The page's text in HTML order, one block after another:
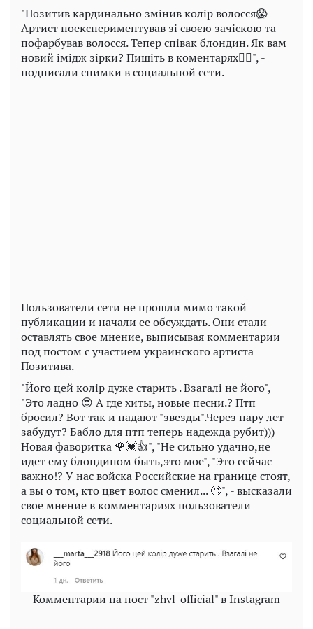
"Позитив кардинально змінив колір волосся😱
Артист поекспериментував зі своєю зачіскою та
пофарбував волосся. Тепер співак блондин. Як вам
новий імідж зірки? Пишіть в коментарях👇🏻", -
подписали снимки в социальной сети.
Пользователи сети не прошли мимо такой
публикации и начали ее обсуждать. Они стали
оставлять свое мнение, выписывая комментарии
под постом с участием украинского артиста
Позитива.
"Його цей колір дуже старить . Взагалі не його",
"Это ладно 😍 А где хиты, новые песни.? Птп
бросил? Вот так и падают "звезды".Через пару лет
забудут? Бабло для птп теперь надежда рубит)))
Новая фаворитка 🌹💓👍", "Не сильно удачно,не
идет ему блондином быть,это мое", "Это сейчас
важно!? У нас войска Российские на границе стоят,
а вы о том, кто цвет волос сменил... 🙄", - высказали
свое мнение в комментариях пользователи
социальной сети.
Комментарии на пост "zhvl_official" в Instagram